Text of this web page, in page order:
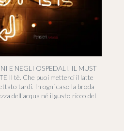
E NEGLI OSPEDALI. IL MUST
Il tè. Che puoi metterci il latte
tardi. In ogni caso la broda
dell'acqua né il gusto ricco del